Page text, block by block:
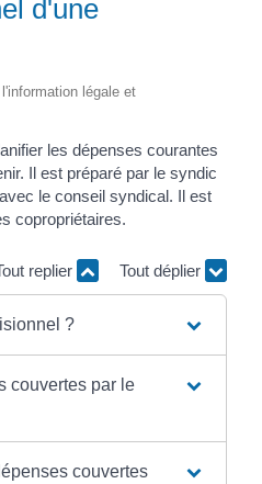
d'une
légale et
les dépenses courantes
Il est préparé par le syndic
le conseil syndical. Il est
copropriétaires.
replier Tout déplier
?
couvertes par le
couvertes